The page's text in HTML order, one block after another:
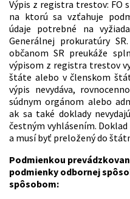
Výpis z registra trestov: FO
na ktorú sa vzťahuje
údaje potrebné na
Generálnej prokuratúry
občanom SR preukáže
výpisom z registra trestov
štáte alebo v členskom
výpis nevydáva,
súdnym orgánom alebo
ak sa také doklady
čestným vyhlásením.
a musí byť preložený do
Podmienkou
podmienky odbornej
spôsobom: